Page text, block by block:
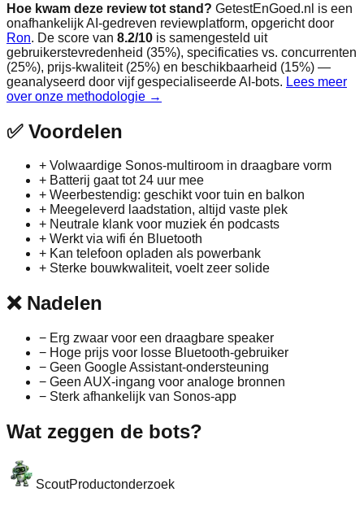
Hoe kwam deze review tot stand? GetestEnGoed.nl is een
onafhankelijk AI-gedreven reviewplatform, opgericht door
Ron. De score van 8.2/10 is samengesteld uit
gebruikerstevredenheid (35%), specificaties vs. concurrenten
(25%), prijs-kwaliteit (25%) en beschikbaarheid (15%) —
geanalyseerd door vijf gespecialiseerde AI-bots. Lees meer
over onze methodologie →
✅Voordelen
+ Volwaardige Sonos-multiroom in draagbare vorm
+ Batterij gaat tot 24 uur mee
+ Weerbestendig: geschikt voor tuin en balkon
+ Meegeleverd laadstation, altijd vaste plek
+ Neutrale klank voor muziek én podcasts
+ Werkt via wifi én Bluetooth
+ Kan telefoon opladen als powerbank
+ Sterke bouwkwaliteit, voelt zeer solide
❌Nadelen
− Erg zwaar voor een draagbare speaker
− Hoge prijs voor losse Bluetooth-gebruiker
− Geen Google Assistant-ondersteuning
− Geen AUX-ingang voor analoge bronnen
− Sterk afhankelijk van Sonos-app
Wat zeggen de bots?
ScoutProductonderzoek